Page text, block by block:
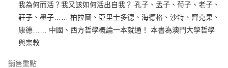
付款後7-11取貨
每筆NT$60，滿NT$499(含以上)免運費
宅配
每筆NT$100，滿NT$499(含以上)免運費
我為何而活？我又該如何活出自我？ 孔子、孟子、荀子、老子、
莊子、墨子…… 柏拉圖、亞里士多德、海德格、沙特、齊克果、
康德…… 中國、西方哲學概論一本就通！ 本書為澳門大學哲學
與宗教
銷售重點